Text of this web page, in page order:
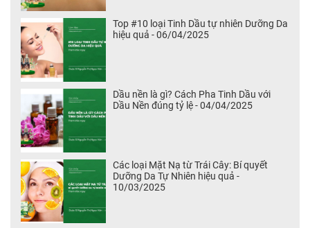
Top #10 loại Tinh Dầu tự nhiên Dưỡng Da
hiệu quả - 06/04/2025
Dầu nền là gì? Cách Pha Tinh Dầu với
Dầu Nền đúng tỷ lệ - 04/04/2025
Các loại Mặt Nạ từ Trái Cây: Bí quyết
Dưỡng Da Tự Nhiên hiệu quả -
10/03/2025